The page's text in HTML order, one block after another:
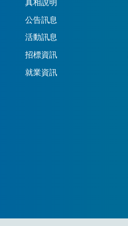
真相說明
公告訊息
活動訊息
招標資訊
就業資訊